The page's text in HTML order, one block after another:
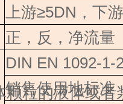
上游≥5DN ，下
正，反，净流量
DIN EN 1092-1-
销售使用地标准
颗粒的液体或者